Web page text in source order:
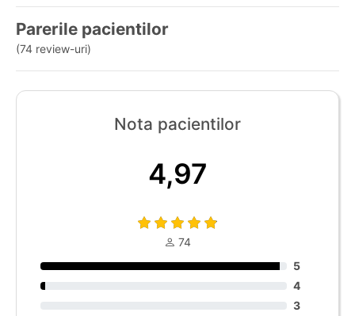
Parerile pacientilor
(74 review-uri)
Nota pacientilor
4,97
74
5
4
3